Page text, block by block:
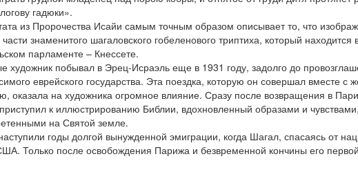
гадюки».
из Пророчества Исайи самым точным образом описывает то, что
знаменитого шагаловского гобеленового триптиха, который находится
парламенте – Кнессете.
художник побывал в Эрец-Исраэль еще в 1931 году, задолго до
еврейского государства. Эта поездка, которую он совершал вместе с
оказала на художника огромное влияние. Сразу после возвращения в
к иллюстрированию Библии, вдохновленный образами и чувствами,
на Святой земле.
годы долгой вынужденной эмиграции, когда Шагал, спасаясь от
Только после освобождения Парижа и безвременной кончины его